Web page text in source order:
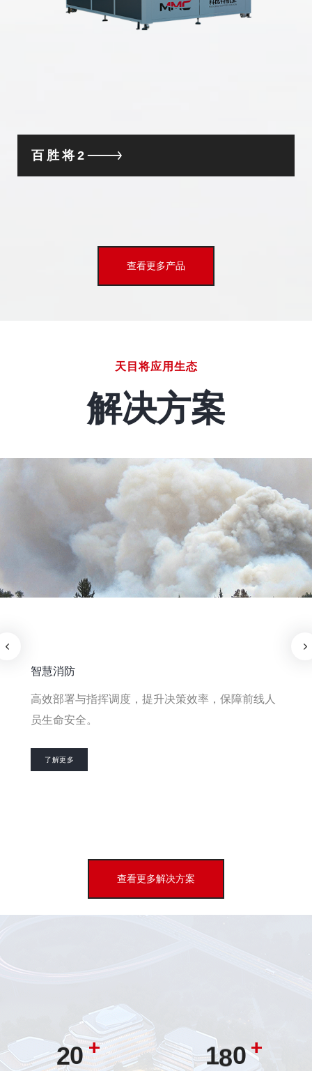
百胜将2
查看更多产品
天目将应用生态
解决方案
智慧消防
高效部署与指挥调度，提升决策效率，保障前线人
员生命安全。
了解更多
查看更多解决方案
1
20 +
1
2
4
80 +